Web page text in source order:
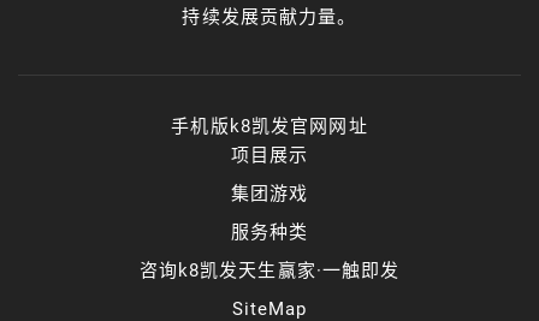
持续发展贡献力量。
手机版k8凯发官网网址
项目展示
集团游戏
服务种类
咨询k8凯发天生赢家·一触即发
SiteMap